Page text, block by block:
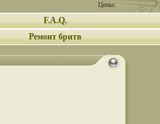
Цены:
F.A.Q.
Ремонт бритв